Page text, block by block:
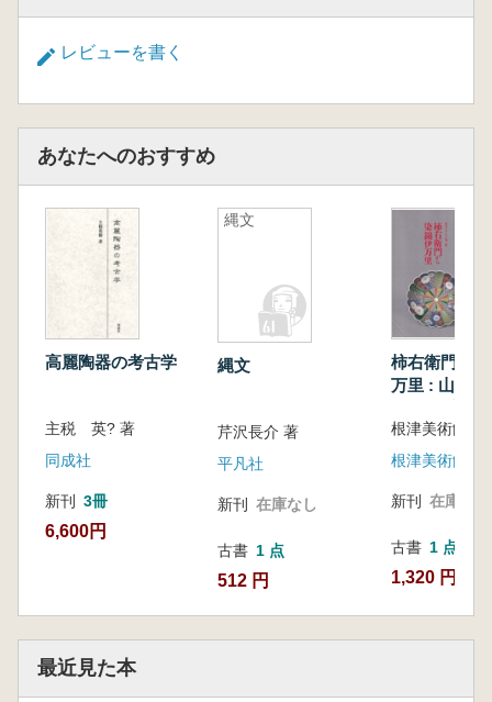
レビューを書く
あなたへのおすすめ
高麗陶器の考古学
主税 英? 著
同成社
新刊 3冊
6,600円
縄文
縄文
芹沢長介 著
平凡社
新刊 在庫なし
古書 1 点
512 円
柿右衛門か
万里 : 山本コ
根津美術館
根津美術館
新刊 在庫なし
古書 1 点
1,320 円
最近見た本